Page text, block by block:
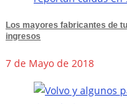
Los mayores fabricantes de
ingresos
7 de Mayo de 2018